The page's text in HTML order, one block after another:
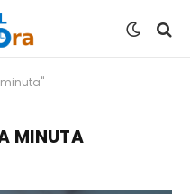
MINUTA